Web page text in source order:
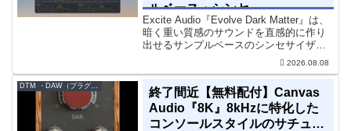
ルベース・シンセ
Excite Audio『Evolve Dark Matter』は、
暗く重い質感のサウンドを直感的に作り
出せるサンプルベースのシンセサイザー
です。ダークD&Bやアトモスフェリッ
2026.08.08
終了間近【無料配付】Canvas
Audio『8K』8kHzに特化した
コンソールスタイルのサチュレ